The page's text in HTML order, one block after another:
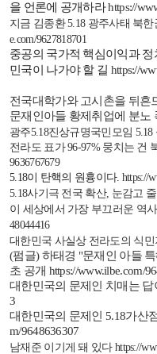
을 언론에 공개하라 https://
지금 김종환5.18 광주사태 북
e.com/9627818701
중공의 국가적 핵심이익과
민국이 나가야 할 길 https://
전국대학가와 고시촌을 뒤흔
문재인아들 황제취업에 분노
광주5.18진상규명국민모임 5.18
전라도 표가 96-97% 뭉치는 건
9636767679
5.18이 탄핵의 원흉이다. https://
5.18사기극 전국 확산, 눈감고
이 세상에서 가장 부끄러운 역
48044416
대한민국 사실상 전라도의 식민
(펌글)하태경 "문재인 아들 특
초 공개 https://www.ilbe.com/
대한민국의 문제인 치매는 답
3
대한민국의 문제인
5.18가산
m/9648636307
남재준 이기게 돼 있다 https://